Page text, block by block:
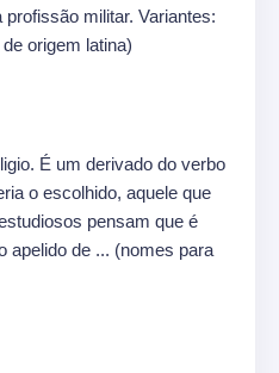
profissão militar. Variantes:
origem latina)
É um derivado do verbo
o escolhido, aquele que
pensam que é
apelido de ... (nomes para